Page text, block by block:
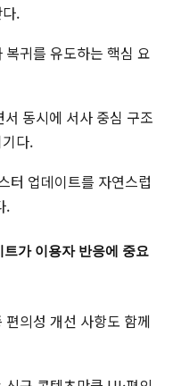
.
귀를 유도하는 핵심 요
동시에 서사 중심 구조
다.
터 업데이트를 자연스럽
.
가 이용자 반응에 중요
의성 개선 사항도 함께